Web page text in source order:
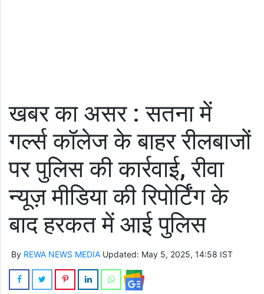
खबर का असर : सतना में
गर्ल्स कॉलेज के बाहर रीलबाजों
पर पुलिस की कार्रवाई, रीवा
न्यूज़ मीडिया की रिपोर्टिंग के
बाद हरकत में आई पुलिस
By REWA NEWS MEDIA Updated: May 5, 2025, 14:58 IST